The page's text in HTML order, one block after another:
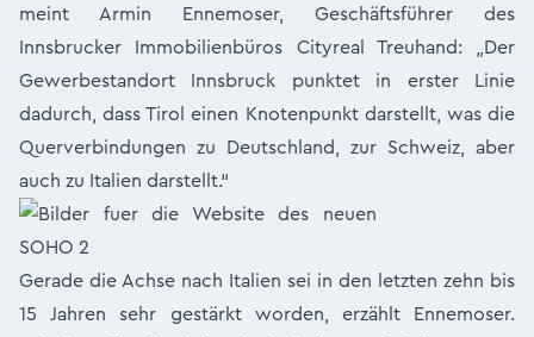
meint Armin Ennemoser, Geschäftsführer des
Innsbrucker Immobilienbüros Cityreal Treuhand: „Der
Gewerbestandort Innsbruck punktet in erster Linie
dadurch, dass Tirol einen Knotenpunkt darstellt, was die
Querverbindungen zu Deutschland, zur Schweiz, aber
auch zu Italien darstellt.“
Gerade die Achse nach Italien sei in den letzten zehn bis
15 Jahren sehr gestärkt worden, erzählt Ennemoser.